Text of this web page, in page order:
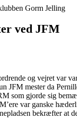
Gorm Jelling
ved JFM
og vejret var
JFM mester da
som gjorde sig
var ganske
bekræfter at